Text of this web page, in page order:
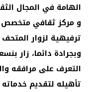
الهامة في المجال
و مركز ثقافي متخصص
ترفيهية لزوار
وبجرادة دائما، زار
التعرف على مرافقه
تأهيله لتقديم خدماته